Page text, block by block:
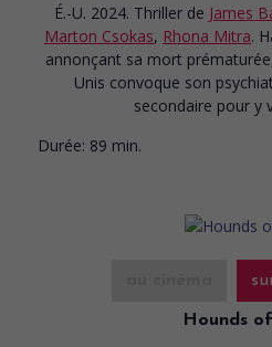
É.-U. 2024. Thriller de James
Marton Csokas, Rhona Mitra.
annonçant sa mort
Unis convoque son
secondaire pour y
Durée: 89 min.
Hounds